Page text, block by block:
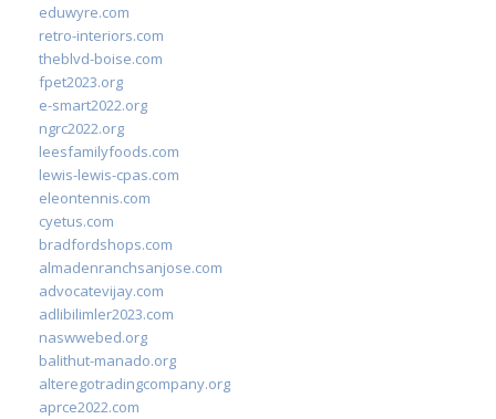
eduwyre.com
retro-interiors.com
theblvd-boise.com
fpet2023.org
e-smart2022.org
ngrc2022.org
leesfamilyfoods.com
lewis-lewis-cpas.com
eleontennis.com
cyetus.com
bradfordshops.com
almadenranchsanjose.com
advocatevijay.com
adlibilimler2023.com
naswwebed.org
balithut-manado.org
alteregotradingcompany.org
aprce2022.com